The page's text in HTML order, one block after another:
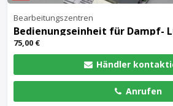
Bearbeitungszentren
75,00 €
Händler
Anrufen